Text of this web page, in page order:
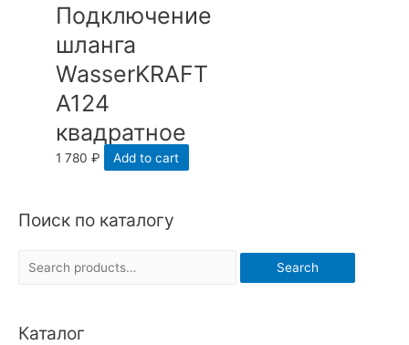
Поиск по каталогу
r
Search
Каталог
Подключение
шланга
WasserKRAFT
A124
квадратное
1 780₽ Add to cart